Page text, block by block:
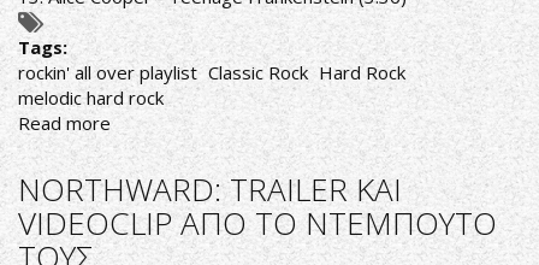
Tags:
rockin' all over playlist Classic Rock Hard Rock
melodic hard rock
Read more about
ROCKIN'
ALL
OVER
RADIO
SHOW
NORTHWARD: TRAILER ΚΑΙ
VIDEOCLIP ΑΠΟ ΤΟ ΝΤΕΜΠΟΥΤΟ